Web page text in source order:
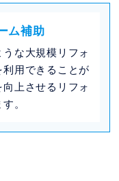
ム補助
な大規模リフォ
用できることが
上させるリフォ
。